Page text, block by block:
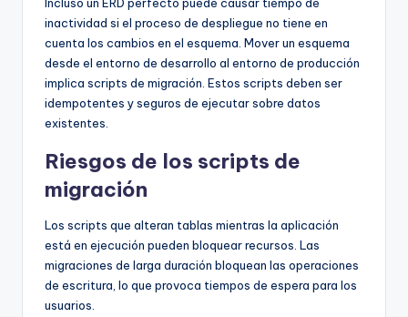
inactividad si el proceso de despliegue no tiene en
cuenta los cambios en el esquema. Mover un esquema
desde el entorno de desarrollo al entorno de producción
implica scripts de migración. Estos scripts deben ser
idempotentes y seguros de ejecutar sobre datos
existentes.
Riesgos de los scripts de
migración
Los scripts que alteran tablas mientras la aplicación
está en ejecución pueden bloquear recursos. Las
migraciones de larga duración bloquean las operaciones
de escritura, lo que provoca tiempos de espera para los
usuarios.